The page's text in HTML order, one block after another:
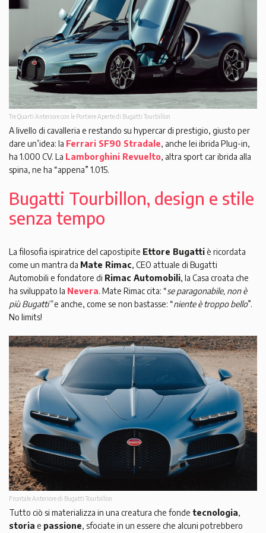
Tre Quarti Anteriore con le Portiere Aperte di Bugatti Tourbillon
A livello di cavalleria e restando su hypercar di prestigio, giusto per
dare un’idea: la Ferrari SF90 Stradale, anche lei ibrida Plug-in,
ha 1.000 CV. La Lamborghini Revuelto, altra sport car ibrida alla
spina, ne ha “appena” 1.015.
Bugatti Tourbillon, design e stile
senza tempo
La filosofia ispiratrice del capostipite Ettore Bugattiè ricordata
come un mantra da Mate Rimac, CEO attuale di Bugatti
Automobili e fondatore di Rimac Automobili, la Casa croata che
ha sviluppato la Nevera. Mate Rimac cita: “se paragonabile, non è
più Bugatti”e anche, come se non bastasse: “niente è troppo bello”.
No limits!
Frontale Anteriore di Bugatti Tourbillon
Tutto ciò si materializza in una creatura che fonde tecnologia,
storia e passione, sfociate in un essere che alcuni potrebbero